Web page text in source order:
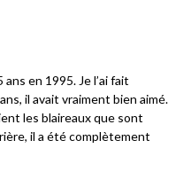
en 1995. Je l’ai fait
il avait vraiment bien aimé.
les blaireaux que sont
il a été complètement